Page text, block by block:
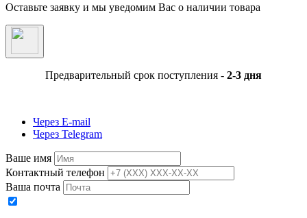
Оставьте заявку и мы уведомим Вас о наличии товара
Предварительный срок поступления - 2-3 дня
Через E-mail
Через Telegram
Ваше имя
Контактный телефон
Ваша почта